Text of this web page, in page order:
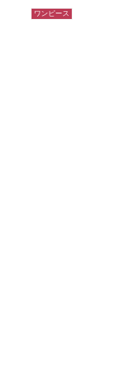
ワンピース